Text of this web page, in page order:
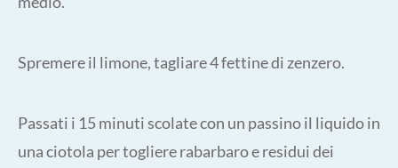
Spremere il limone, tagliare 4 fettine di zenzero.
Passati i 15 minuti scolate con un passino il liquido in
una ciotola per togliere rabarbaro e residui dei